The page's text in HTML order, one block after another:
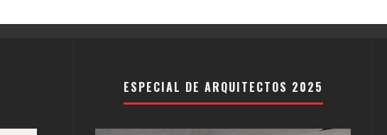
ESPECIAL DE ARQUITECTOS 2025